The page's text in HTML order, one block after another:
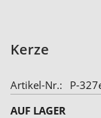
Kerze
Artikel-Nr.
P-
AUF LAGER
to
beginning
of